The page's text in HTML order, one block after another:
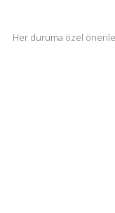
Her duruma özel